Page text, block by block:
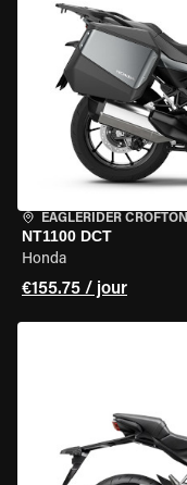
EAGLERIDER CROFTON
NT1100 DCT
Honda
€155.75 / jour